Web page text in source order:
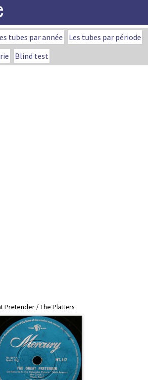
tubes par année
Les tubes par période
Blind test
Pretender / The Platters